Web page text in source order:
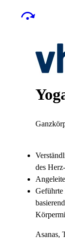
des
Geführte
Asanas,